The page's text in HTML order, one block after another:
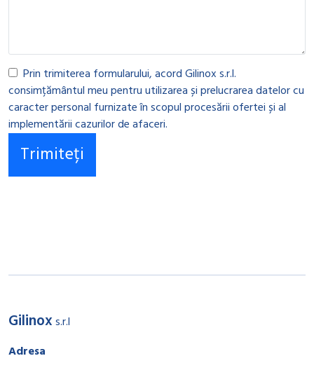
Prin trimiterea formularului, acord Gilinox s.r.l.
consimțământul meu pentru utilizarea și prelucrarea datelor cu
caracter personal furnizate în scopul procesării ofertei și al
implementării cazurilor de afaceri.
Gilinoxs.r.l
Adresa